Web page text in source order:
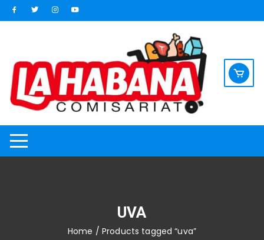
Saltar
al
UVA
Home / Products tagged “uva”